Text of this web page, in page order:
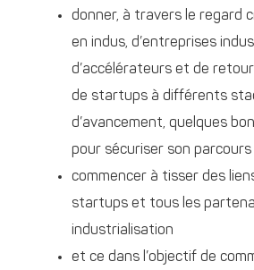
donner, à travers le regard
en indus, d’entreprises
d’accélérateurs et de
de startups à différents
d’avancement, quelques
pour sécuriser son parcours
commencer à tisser des
startups et tous les
industrialisation
et ce dans l’objectif de